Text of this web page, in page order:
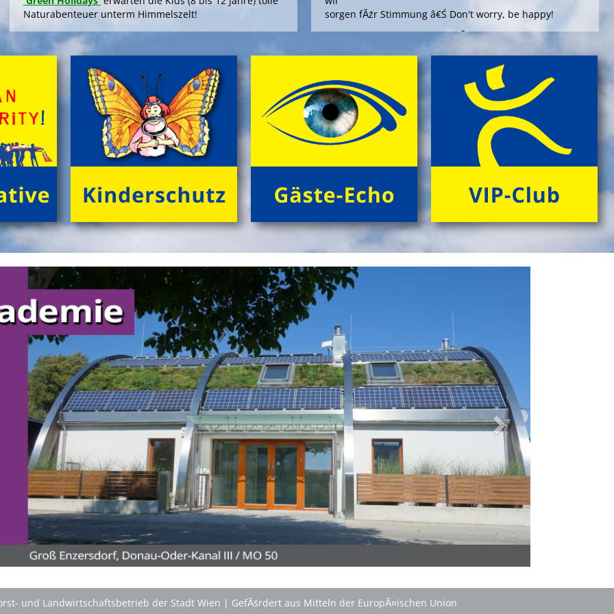
Naturabenteuer unterm Himmelszelt!
>'Green Holidays'
'GrĂźne Insel Camp'
Die Zeltferien zum Austoben & Auftanken!
Das klassische
'GrĂźne Insel Camp'sind fĂźnf
kurzweilige, sinnliche Outdoor-Ferientage fĂźr
neugierige Kids (8 bis 12 Jahre) in der trauten
Gemeinschaft von Freund*innen beim Zelten im
grĂźnen Ambiente! Gemeinsam NaturhĂźtten gestalten,
'KletterInsel', â€Ś abends im Kreis dem Knistern des
>'GrĂźne Insel Camp'
'English Adventure Camp'
Enjoy English in exciting camp-life!
Beim tollen Ferienabenteuer 'English Adventure Camp'
plaudern die Kids (10 bis 14 Jahre) im Camp von frĂźh
bis spĂ¤t spielerisch locker 'in English'. Wir 'chatten'
ohne Angst und Computer real drauf los, â€Ś tagsĂźber
bei spannenden Naturabenteuern, beim gemeinsamen
FloĂŸbau und Gestalten von 'nature huts' ebenso wie
abends 'at the campfire'.
>'English Adventure Camp'
'Schlafnester CampLodges'
Kids nĂ¤chtigen auf der 'Augenweide'!
Gemeinsam mit Freund*innen im kuscheligen
'Schlafnest'nĂ¤chtigen, NaturhĂźtten im Wald
gestalten, kreativ ein FloĂŸ bauen, im NaturgewĂ¤sser
baden, klettern, tĂźmpeln, mikroskopieren â€Ś dem
Knistern am Lagerfeuer lauschen, abends die Au
erkunden und viele weitere Abenteuer erleben!
PĂ¤dagog*innen wissen zu begeistern. Sie sorgen rund
um die Uhr um das Wohl der Kinder, fĂźr Bewegung
sorgen fĂźr Stimmung â€Ś Don't worry, be happy!
Die Angebote 'Happy ... im GrĂźnen' bieten outdoors, im
spannendes Aktivprogramm, das Sinn und Freude
stiftet fĂźr offizielle AnlĂ¤sse wie Abschiedsfeiern oder
fĂźr Jubilare und Geburtstagskinder in jedem Alter!
> Information & Anmeldung'
> Folder ansehen'
und Landwirtschaftsbetrieb der Stadt Wien | GefĂśrdert aus Mitteln der EuropĂ¤ischen Union